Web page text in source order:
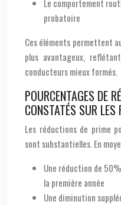
Le comportement
probatoire
Ces éléments permettent
plus avantageux,
conducteurs mieux formés.
POURCENTAGES DE
CONSTATÉS SUR LES
Les réductions de prime
sont substantielles. En
Une réduction de
la première année
Une diminution